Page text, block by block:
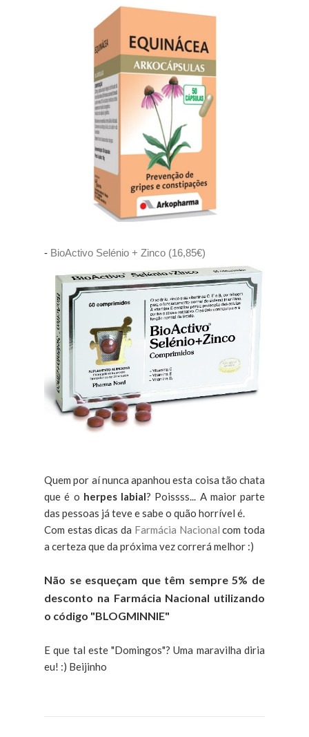
- BioActivo Selénio + Zinco (16,85€)
Quem por aí nunca apanhou esta coisa tão chata
que é o herpes labial? Poissss... A maior parte
das pessoas já teve e sabe o quão horrível é.
Com estas dicas da Farmácia Nacional com toda
a certeza que da próxima vez correrá melhor :)
Não se esqueçam que têm sempre 5% de
desconto na Farmácia Nacional utilizando
o código "BLOGMINNIE"
E que tal este "Domingos"? Uma maravilha diria
eu! :) Beijinho